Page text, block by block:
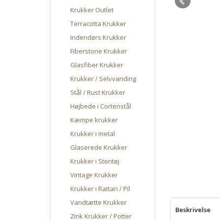
Krukker Outlet
Terracotta Krukker
Indendørs Krukker
Fiberstone Krukker
Glasfiber Krukker
Krukker / Selvvanding
Stål / Rust Krukker
Højbede i Cortenstål
Kæmpe krukker
Krukker i metal
Glaserede Krukker
Krukker i Stentøj
Vintage Krukker
Krukker i Rattan / Pil
Vandtætte Krukker
Zink Krukker / Potter
Beskrivelse